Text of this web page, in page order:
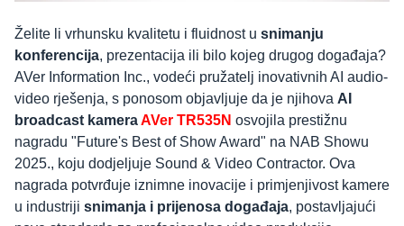
Želite li vrhunsku kvalitetu i fluidnost u snimanju
konferencija, prezentacija ili bilo kojeg drugog događaja?
AVer Information Inc., vodeći pružatelj inovativnih AI audio-
video rješenja, s ponosom objavljuje da je njihova AI
broadcast kameraAVer TR535N osvojila prestižnu
nagradu "Future's Best of Show Award" na NAB Showu
2025., koju dodjeljuje Sound & Video Contractor. Ova
nagrada potvrđuje iznimne inovacije i primjenjivost kamere
u industriji snimanja i prijenosa događaja, postavljajući